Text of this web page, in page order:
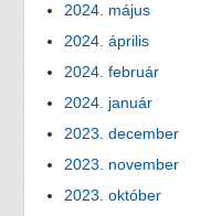
2024. május
2024. április
2024. február
2024. január
2023. december
2023. november
2023. október